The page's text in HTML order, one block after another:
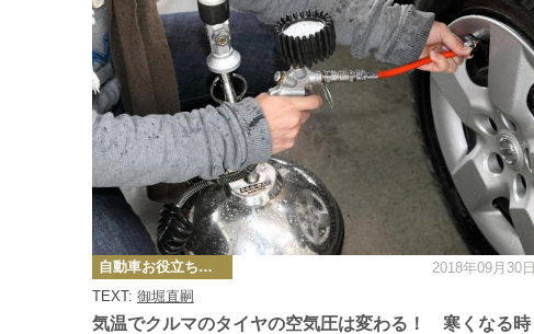
気温でクルマのタイヤの空気圧は変わる！ 寒くなる時
TEXT: 御堀直嗣
カ
テ
ゴ
リ
ー
自動車お役立ち情報 2018年09月30日